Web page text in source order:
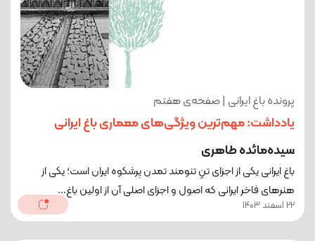
پرونده باغ ایرانی | صفحه‌ی هفتم
یادداشت: مهم‌ترین ویژگی‌های معماری باغ ایرانی
سیده‌مائده طاهری
باغ ایرانی یکی از اجزای تنِ تنومند تمدن پرشکوه ایران است؛ یکی از
هنرهای فاخر ایرانی که اصول و اجزای اصلی آن از اولین باغ...
22 اسفند 1403